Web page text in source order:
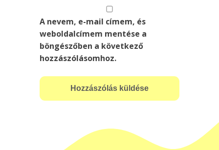
A nevem, e-mail címem, és
weboldalcímem mentése a
böngészőben a következő
hozzászólásomhoz.